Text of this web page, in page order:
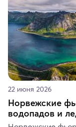
22 июня 2026
Норвежские
водопадов и